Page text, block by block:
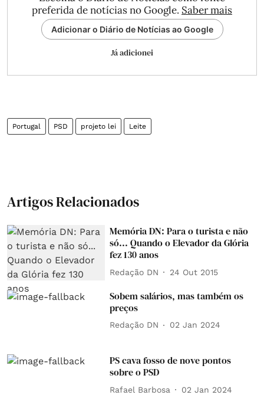
preferida de notícias no Google. Saber mais
Adicionar o Diário de Notícias ao Google
Já adicionei
Portugal PSD projeto lei Leite
Artigos Relacionados
Memória DN: Para o turista e não
só... Quando o Elevador da Glória
fez 130 anos
Redação DN 24 Out 2015
Sobem salários, mas também os
preços
Redação DN 02 Jan 2024
PS cava fosso de nove pontos
sobre o PSD
Rafael Barbosa 02 Jan 2024